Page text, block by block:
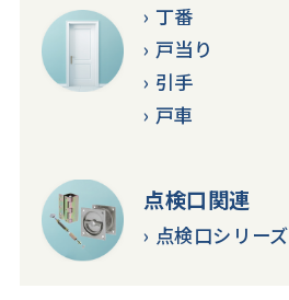
丁番
戸当り
引手
戸車
点検口関連
点検口シリーズ